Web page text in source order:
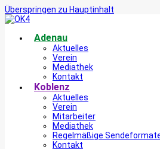
Überspringen zu Hauptinhalt
Adenau
Aktuelles
Verein
Mediathek
Kontakt
Koblenz
Aktuelles
Verein
Mitarbeiter
Mediathek
Regelmäßige
Kontakt